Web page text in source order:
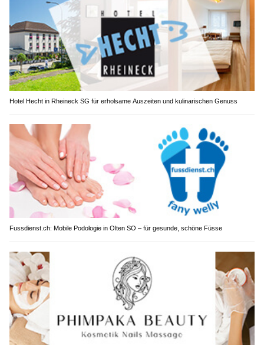
Hotel Hecht in Rheineck SG für erholsame Auszeiten und kulinarischen Genuss
Fussdienst.ch: Mobile Podologie in Olten SO – für gesunde, schöne Füsse